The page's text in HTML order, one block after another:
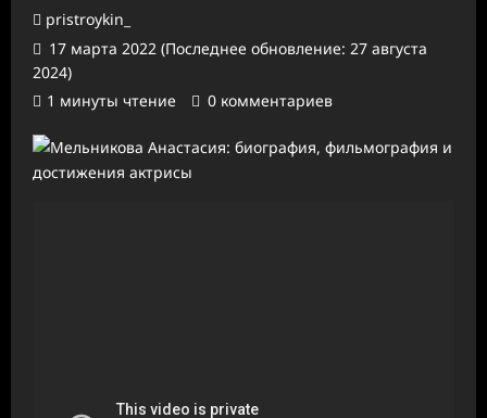
pristroykin_
17 марта 2022 (Последнее обновление: 27 августа
2024)
1 минуты чтение
0 комментариев